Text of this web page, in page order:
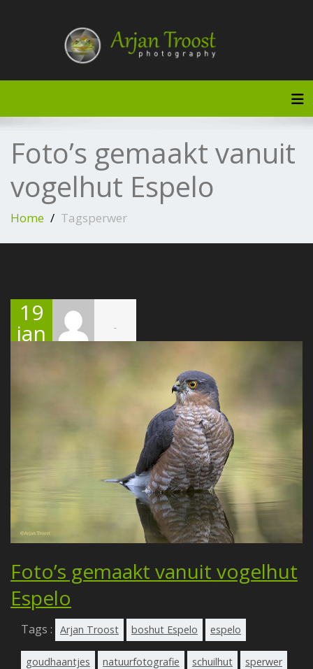
Foto’s gemaakt vanuit
vogelhut Espelo
Home Tagsperwer
19
jan -
Foto’s gemaakt vanuit vogelhut
Espelo
Tags : Arjan Troost boshut Espelo espelo
goudhaantjes natuurfotografie schuilhut sperwer